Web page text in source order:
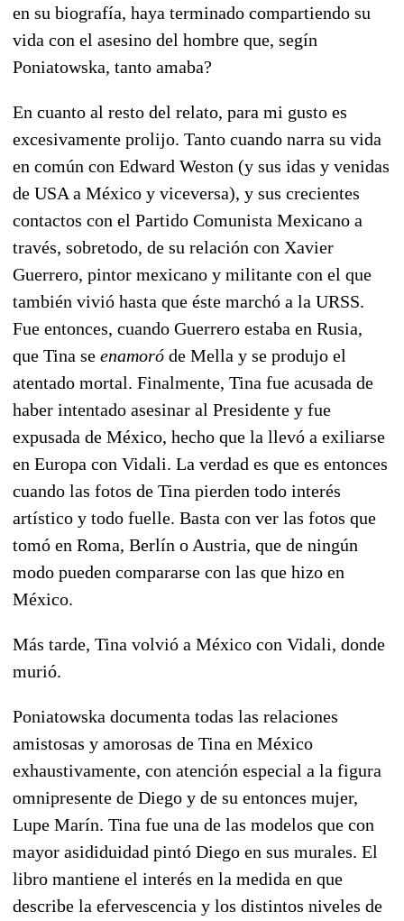
en su biografía, haya terminado compartiendo su
vida con el asesino del hombre que, segín
Poniatowska, tanto amaba?
En cuanto al resto del relato, para mi gusto es
excesivamente prolijo. Tanto cuando narra su vida
en común con Edward Weston (y sus idas y venidas
de USA a México y viceversa), y sus crecientes
contactos con el Partido Comunista Mexicano a
través, sobretodo, de su relación con Xavier
Guerrero, pintor mexicano y militante con el que
también vivió hasta que éste marchó a la URSS.
Fue entonces, cuando Guerrero estaba en Rusia,
que Tina se enamoró de Mella y se produjo el
atentado mortal. Finalmente, Tina fue acusada de
haber intentado asesinar al Presidente y fue
expusada de México, hecho que la llevó a exiliarse
en Europa con Vidali. La verdad es que es entonces
cuando las fotos de Tina pierden todo interés
artístico y todo fuelle. Basta con ver las fotos que
tomó en Roma, Berlín o Austria, que de ningún
modo pueden compararse con las que hizo en
México.
Más tarde, Tina volvió a México con Vidali, donde
murió.
Poniatowska documenta todas las relaciones
amistosas y amorosas de Tina en México
exhaustivamente, con atención especial a la figura
omnipresente de Diego y de su entonces mujer,
Lupe Marín. Tina fue una de las modelos que con
mayor asididuidad pintó Diego en sus murales. El
libro mantiene el interés en la medida en que
describe la efervescencia y los distintos niveles de